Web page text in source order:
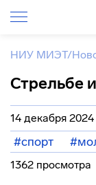
НИУ МИЭТ/
Стрельбе
14 декабря 2024
#спорт
1362 просмотра